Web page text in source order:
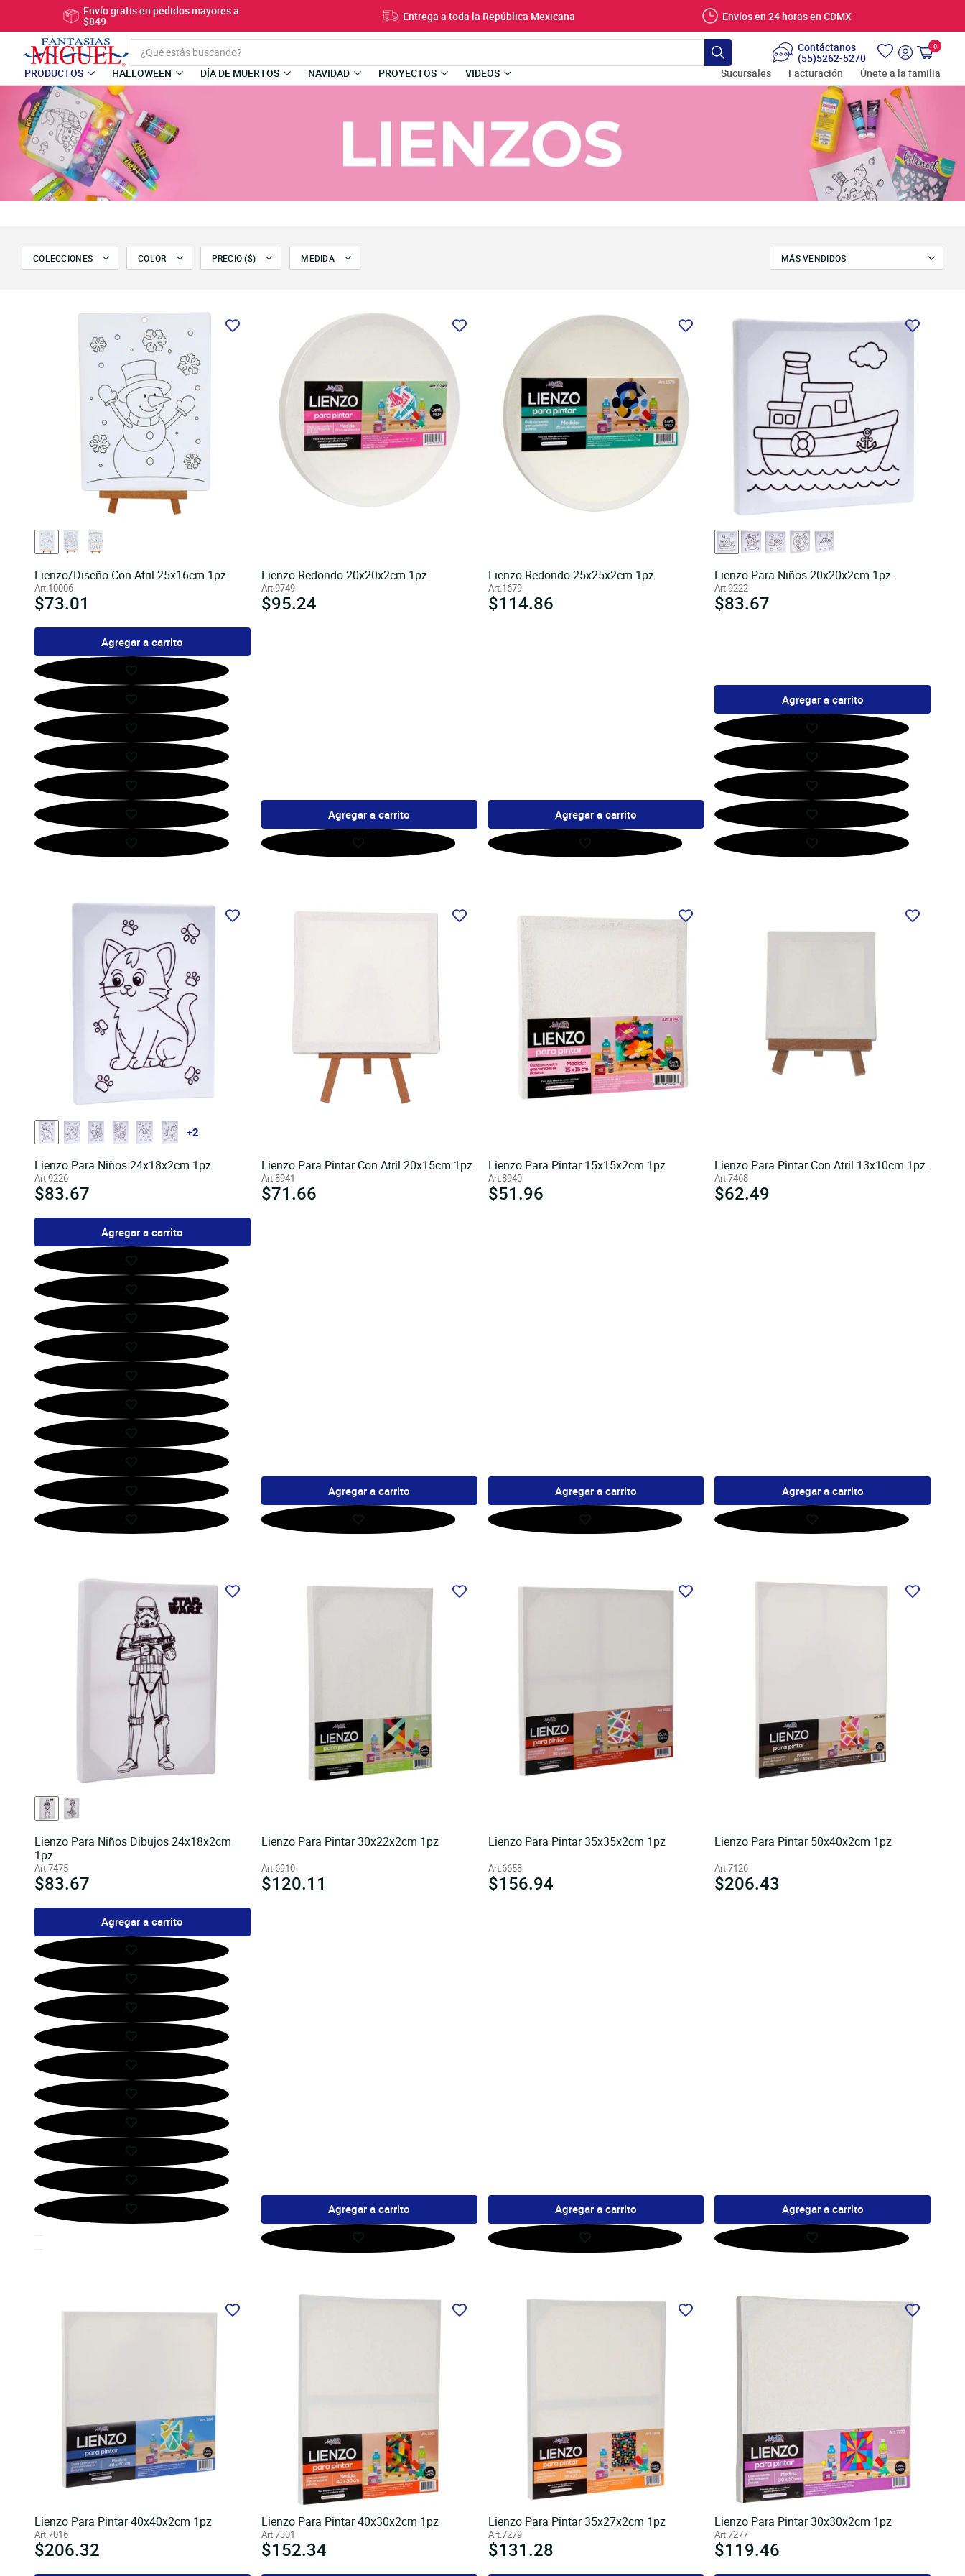
al
contenido
Envío gratis en pedidos mayores a
$849 Entrega a toda la República Mexicana Envíos en 24 horas en CDMX
Buscar
Contáctanos
(55)5262-5270 Ingresar
Carrito
0
PRODUCTOS HALLOWEEN DÍA DE MUERTOS NAVIDAD PROYECTOS VIDEOS Sucursales Facturación Únete a la familia
COLECCIONES COLOR PRECIO ($) MEDIDA
Lienzo/Diseño Con Atril 25x16cm 1pz
Art.10006
Precio
habitual
$73.01
Agregar a carrito
Lienzo Redondo 20x20x2cm 1pz
Art.9749
Precio
$95.24
Agregar a carrito
Lienzo Redondo 25x25x2cm 1pz
Art.1679
Precio
$114.86
Agregar a carrito
Lienzo Para Niños 20x20x2cm 1pz
Art.9222
Precio
$83.67
Agregar a carrito
+2
Lienzo Para Niños 24x18x2cm 1pz
Art.9226
Precio
habitual
$83.67
Agregar a carrito
Lienzo Para Pintar Con Atril 20x15cm 1pz
Art.8941
Precio
$71.66
Agregar a carrito
Lienzo Para Pintar 15x15x2cm 1pz
Art.8940
Precio
$51.96
Agregar a carrito
Lienzo Para Pintar Con Atril 13x10cm 1pz
Art.7468
Precio
$62.49
Agregar a carrito
Lienzo Para Niños Dibujos 24x18x2cm
1pz
Art.7475
Precio
habitual
$83.67
Agregar a carrito
Lienzo Para Pintar 30x22x2cm 1pz
Art.6910
Precio
$120.11
Agregar a carrito
Lienzo Para Pintar 35x35x2cm 1pz
Art.6658
Precio
$156.94
Agregar a carrito
Lienzo Para Pintar 50x40x2cm 1pz
Art.7126
Precio
$206.43
Agregar a carrito
Lienzo Para Pintar 40x40x2cm 1pz
Art.7016
Precio
habitual
$206.32
Lienzo Para Pintar 40x30x2cm 1pz
Art.7301
Precio
habitual
$152.34
Lienzo Para Pintar 35x27x2cm 1pz
Art.7279
Precio
habitual
$131.28
Lienzo Para Pintar 30x30x2cm 1pz
Art.7277
Precio
habitual
$119.46
Utiliza
flechas
izquierda/derecha
para
navegar
hacia